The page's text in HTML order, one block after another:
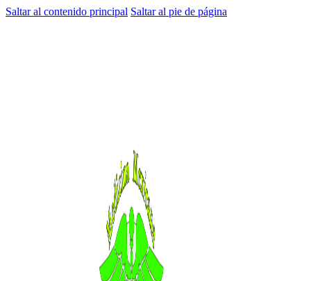
Saltar al contenido principal Saltar al pie de página